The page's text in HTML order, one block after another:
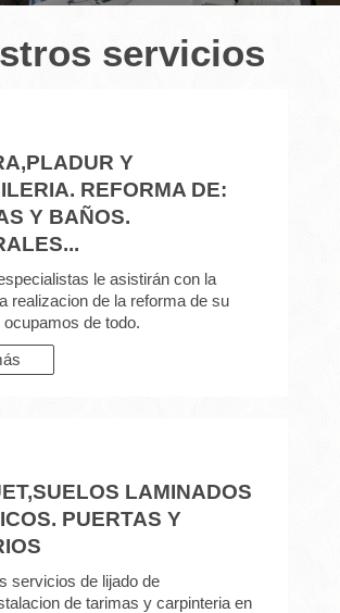
servicios
Y
REFORMA DE:
Y BAÑOS.
le asistirán con la
realizacion de la reforma de su
ocupamos de todo.
LAMINADOS
PUERTAS Y
servicios de lijado de
de tarimas y carpinteria en